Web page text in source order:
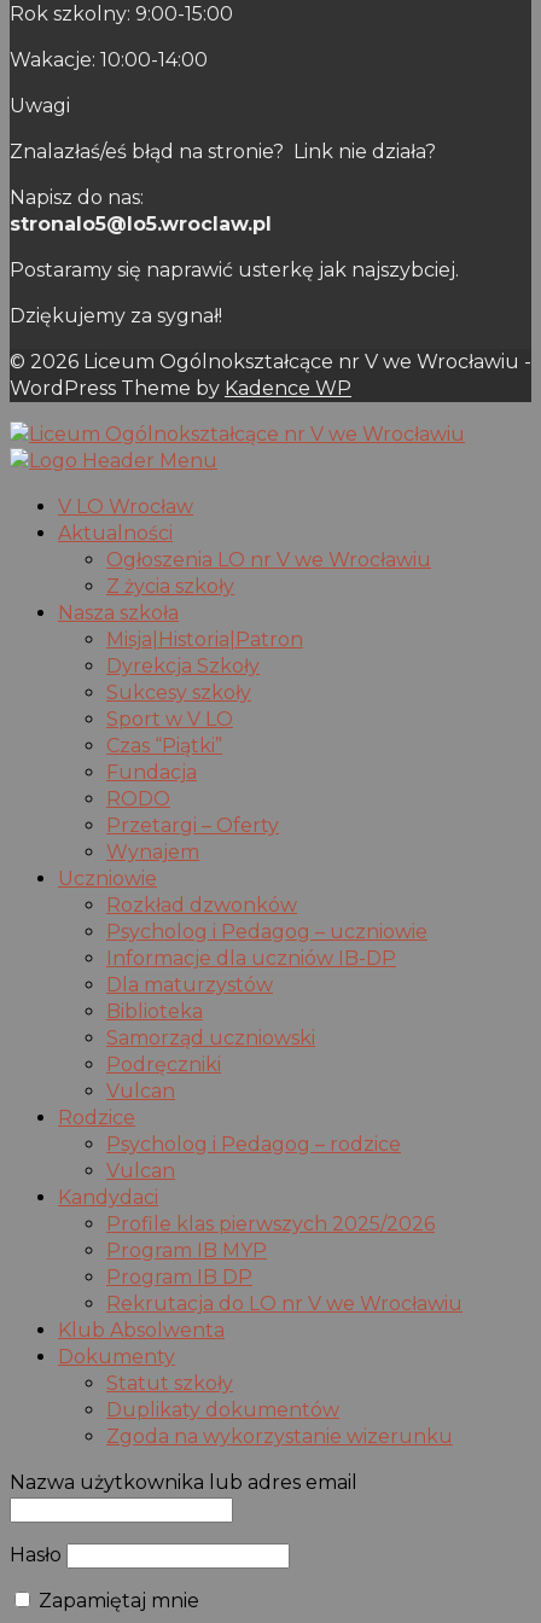
Rok szkolny: 9:00-15:00
Wakacje: 10:00-14:00
Uwagi
Znalazłaś/eś błąd na stronie? Link nie działa?
Napisz do nas:
stronalo5@lo5.wroclaw.pl
Postaramy się naprawić usterkę jak najszybciej.
Dziękujemy za sygnał!
© 2026 Liceum Ogólnokształcące nr V we Wrocławiu -
WordPress Theme by Kadence WP
V LO Wrocław
Aktualności
Ogłoszenia LO nr V we Wrocławiu
Z życia szkoły
Nasza szkoła
Misja|Historia|Patron
Dyrekcja Szkoły
Sukcesy szkoły
Sport w V LO
Czas “Piątki”
Fundacja
RODO
Przetargi – Oferty
Wynajem
Uczniowie
Rozkład dzwonków
Psycholog i Pedagog – uczniowie
Informacje dla uczniów IB-DP
Dla maturzystów
Biblioteka
Samorząd uczniowski
Podręczniki
Vulcan
Rodzice
Psycholog i Pedagog – rodzice
Vulcan
Kandydaci
Profile klas pierwszych 2025/2026
Program IB MYP
Program IB DP
Rekrutacja do LO nr V we Wrocławiu
Klub Absolwenta
Dokumenty
Statut szkoły
Duplikaty dokumentów
Zgoda na wykorzystanie wizerunku
Nazwa użytkownika lub adres email
Hasło
Zapamiętaj mnie